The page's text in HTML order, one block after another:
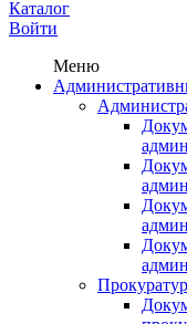
Каталог
Войти
Меню